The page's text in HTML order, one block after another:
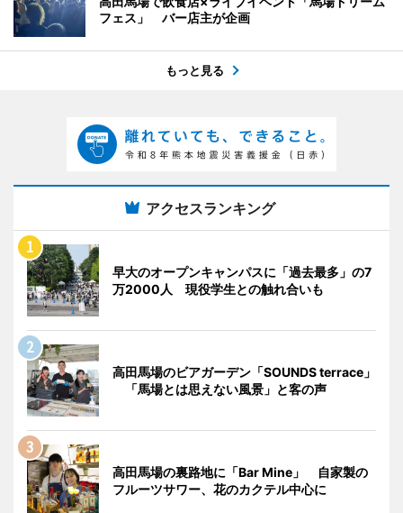
フェス」 バー店主が企画
もっと見る
アクセスランキング
早大のオープンキャンパスに「過去最多」の7
万2000人 現役学生との触れ合いも
高田馬場のビアガーデン「SOUNDS terrace」
「馬場とは思えない風景」と客の声
高田馬場の裏路地に「Bar Mine」 自家製の
フルーツサワー、花のカクテル中心に